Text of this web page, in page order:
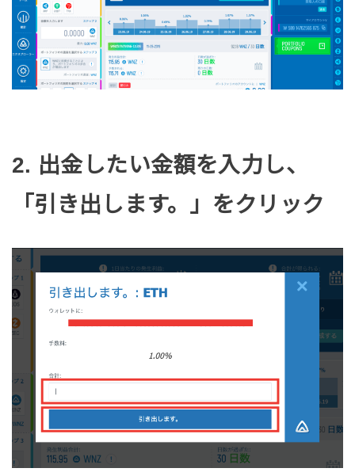
2. 出金したい金額を入力し、
「引き出します。」をクリック